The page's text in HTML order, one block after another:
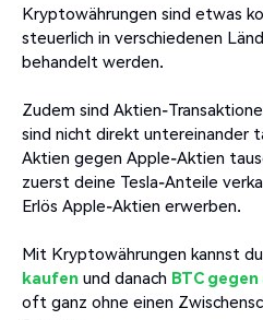
Kryptowährungen sind etwas
steuerlich in verschiedenen
behandelt werden.
Zudem sind Aktien-
sind nicht direkt untereinander
Aktien gegen Apple-Aktien
zuerst deine Tesla-Anteile
Erlös Apple-Aktien erwerben.
Mit Kryptowährungen kannst
kaufen und danach BTC
oft ganz ohne einen